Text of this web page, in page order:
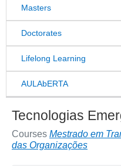
Masters
Doctorates
Lifelong Learning
AULAbERTA
Tecnologias
Courses Mestrado em
das Organizações